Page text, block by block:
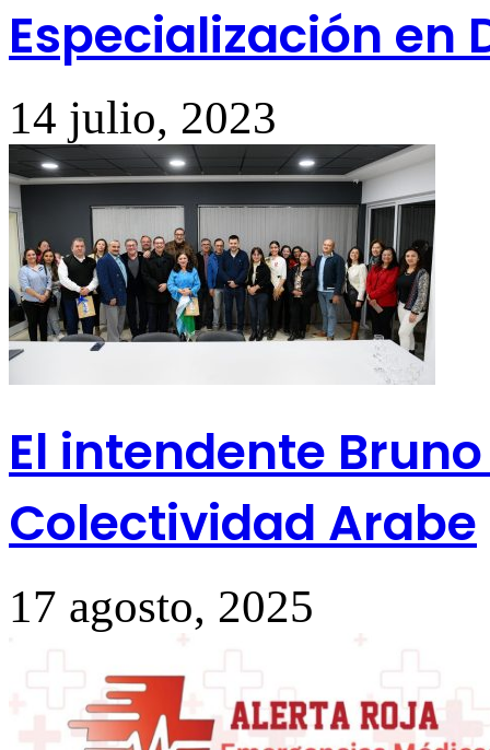
Especialización en
14 julio, 2023
El intendente
Colectividad Arabe
17 agosto, 2025